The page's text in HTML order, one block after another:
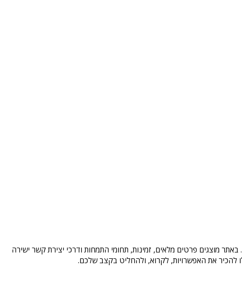
מוצגים פרטים מלאים, זמינות, תחומי התמחות ודרכי יצירת קשר ישירה
להכיר את האפשרויות, לקרוא, ולהחליט בקצב שלכם.